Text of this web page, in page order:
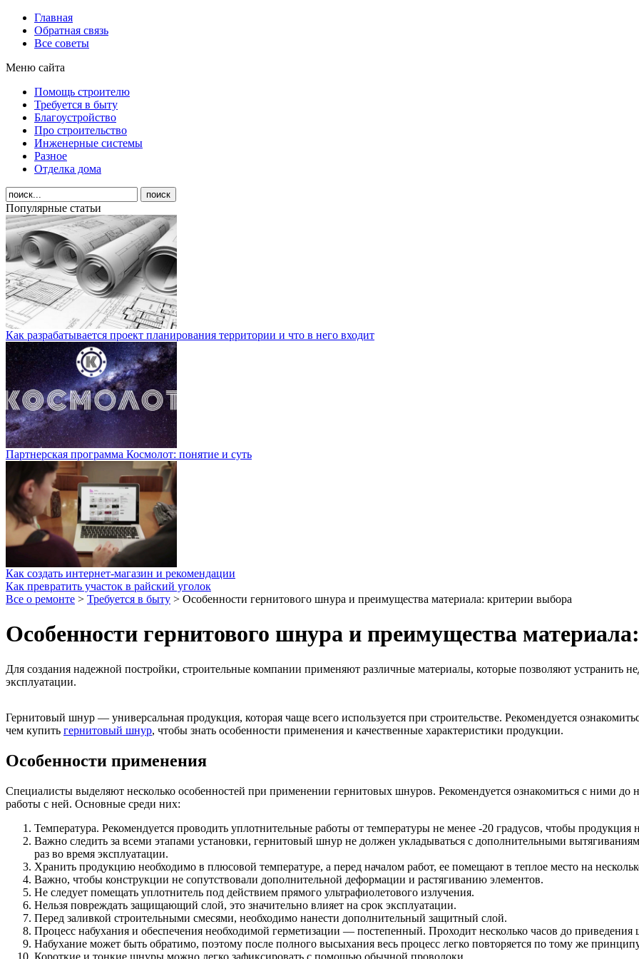
Главная
Обратная связь
Все советы
Меню сайта
Помощь строителю
Требуется в быту
Благоустройство
Про строительство
Инженерные системы
Разное
Отделка дома
Популярные статьи
Как разрабатывается проект планирования территории и что в него входит
Партнерская программа Космолот: понятие и суть
Как создать интернет-магазин и рекомендации
Как превратить участок в райский уголок
Все о ремонте > Требуется в быту > Особенности гернитового шнура и преимущества материала: критерии выбора
Особенности гернитового шнура и преимущества
Для создания надежной постройки, строительные компании применяют различные материалы, которые позволяют устранить
эксплуатации.
Гернитовый шнур — универсальная продукция, которая чаще всего используется при строительстве. Рекомендуется
чем купить гернитовый шнур, чтобы знать особенности применения и качественные характеристики продукции.
Особенности применения
Специалисты выделяют несколько особенностей при применении гернитовых шнуров. Рекомендуется ознакомиться с ними до
работы с ней. Основные среди них:
Температура. Рекомендуется проводить уплотнительные работы от температуры не менее -20 градусов, чтобы продукция
Важно следить за всеми этапами установки, гернитовый шнур не должен укладываться с дополнительными
раз во время эксплуатации.
Хранить продукцию необходимо в плюсовой температуре, а перед началом работ, ее помещают в теплое место на
Важно, чтобы конструкции не сопутствовали дополнительной деформации и растягиванию элементов.
Не следует помещать уплотнитель под действием прямого ультрафиолетового излучения.
Нельзя повреждать защищающий слой, это значительно влияет на срок эксплуатации.
Перед заливкой строительными смесями, необходимо нанести дополнительный защитный слой.
Процесс набухания и обеспечения необходимой герметизации — постепенный. Проходит несколько часов до приведения
Набухание может быть обратимо, поэтому после полного высыхания весь процесс легко повторяется по тому же
Короткие и тонкие шнуры можно легко зафиксировать с помощью обычной проволоки.